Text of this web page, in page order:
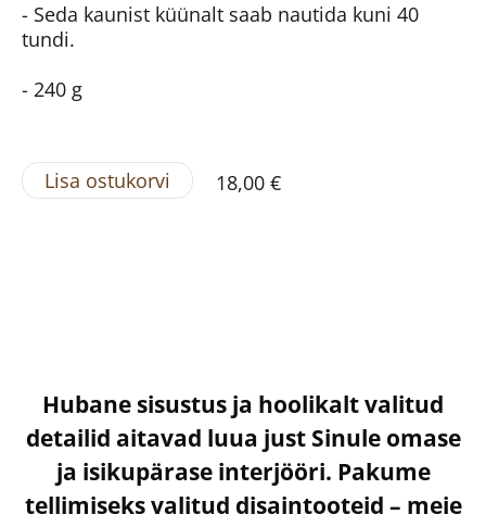
- Seda kaunist küünalt saab nautida kuni 40
tundi.
- 240 g
Lisa ostukorvi 18,00 €
Hubane sisustus ja hoolikalt valitud
detailid aitavad luua just Sinule omase
ja isikupärase interjööri. Pakume
tellimiseks valitud disaintooteid – meie